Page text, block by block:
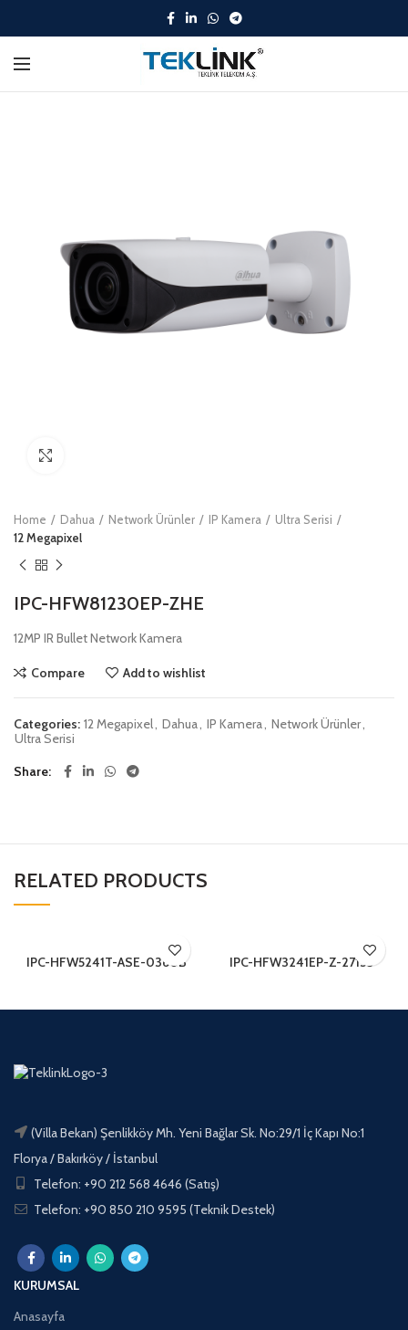
Home Dahua Network Ürünler IP Kamera
Ultra Serisi
12 Megapixel
IPC-HFW81230EP-ZHE
12MP IR Bullet Network Kamera
Compare Add to wishlist
Categories: 12 Megapixel, Dahua, IP Kamera, Network Ürünler,
Ultra Serisi
Share
RELATED PRODUCTS
IPC-HFW5241T-ASE-0360B IPC-HFW3241EP-Z-27135
(Villa Bekan) Şenlikköy Mh. Yeni Bağlar Sk. No:29/1 İç Kapı No:1
Florya / Bakırköy / İstanbul
Telefon: +90 212 568 4646 (Satış)
Telefon: +90 850 210 9595 (Teknik Destek)
KURUMSAL
Anasayfa